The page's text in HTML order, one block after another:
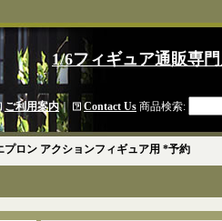
1/6フィギュア通販専
ご利用案内｜ Contact Us 商品検索:
プロン アクションフィギュア用 *予約